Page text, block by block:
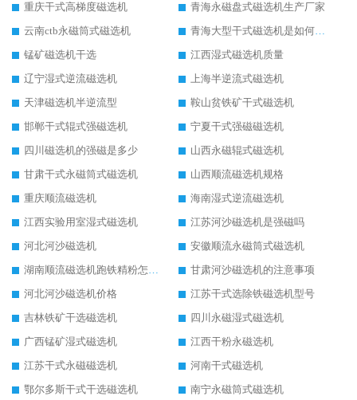
重庆干式高梯度磁选机
青海永磁盘式磁选机生产厂家
云南ctb永磁筒式磁选机
青海大型干式磁选机是如何选矿的
锰矿磁选机干选
江西湿式磁选机质量
辽宁湿式逆流磁选机
上海半逆流式磁选机
天津磁选机半逆流型
鞍山贫铁矿干式磁选机
邯郸干式辊式强磁选机
宁夏干式强磁磁选机
四川磁选机的强磁是多少
山西永磁辊式磁选机
甘肃干式永磁筒式磁选机
山西顺流磁选机规格
重庆顺流磁选机
海南湿式逆流磁选机
江西实验用室湿式磁选机
江苏河沙磁选机是强磁吗
河北河沙磁选机
安徽顺流永磁筒式磁选机
湖南顺流磁选机跑铁精粉怎么处理
甘肃河沙磁选机的注意事项
河北河沙磁选机价格
江苏干式选除铁磁选机型号
吉林铁矿干选磁选机
四川永磁湿式磁选机
广西锰矿湿式磁选机
江西干粉永磁选机
江苏干式永磁磁选机
河南干式磁选机
鄂尔多斯干式干选磁选机
南宁永磁筒式磁选机